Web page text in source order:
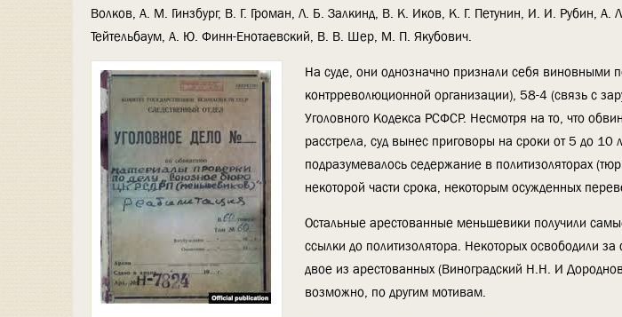
Волков, А. М. Гинзбург, В. Г. Громан, Л. Б. Залкинд, В. К. Иков, К. Г. Петунин, И. И. Рубин,
Тейтельбаум, А. Ю. Финн-Енотаевский, В. В. Шер, М. П. Якубович.
На суде, они однозначно признали себя виновными
контрреволюционной организации), 58-4 (связь с
Уголовного Кодекса РСФСР. Несмотря на то, что
расстрела, суд вынес приговоры на сроки от 5 до
подразумевалось седержание в политизоляторах
некоторой части срока, некоторым осужденных
Остальные арестованные меньшевики получили
ссылки до политизолятора. Некоторых освободили за
двое из арестованных (Виноградский Н.Н. И
возможно, по другим мотивам.